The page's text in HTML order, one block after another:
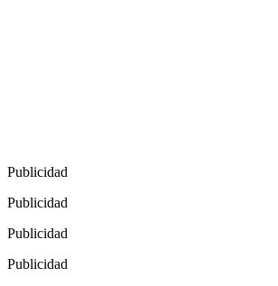
Publicidad
Publicidad
Publicidad
Publicidad